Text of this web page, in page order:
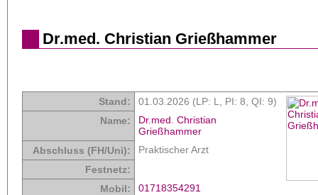
Dr.med. Christian Grießhammer
Stand: 01.03.2026 (LP: L, PI: 8 QI: 9)
Name:
Dr.med. Christian
Grießhammer
Abschluss (FH/Uni):
Praktischer Arzt
Festnetz:
Mobil:
01718354291